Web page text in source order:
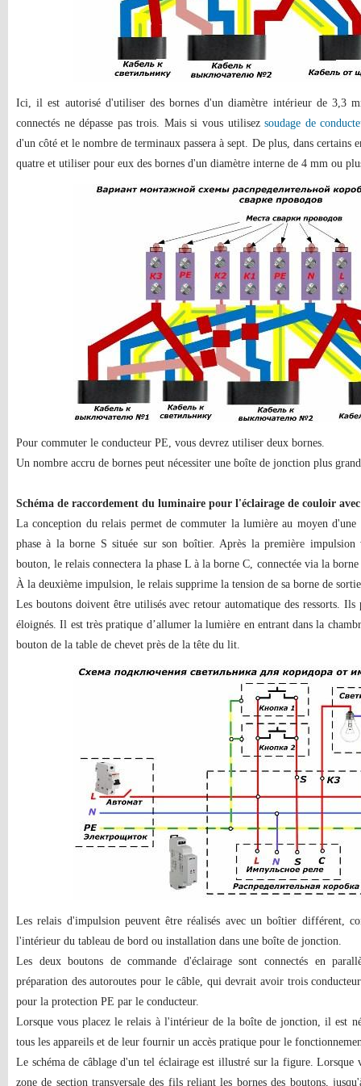
Ici, il est autorisé d'utiliser des bornes d'un diamètre intérieur de 3,3
connectés ne dépasse pas trois. Mais si vous utilisezsoudage de
d'un côté et le nombre de terminaux passera à sept. De plus, dans certains
quatre et utiliser pour eux des bornes d'un diamètre interne de 4 mm ou
Pour commuter le conducteur PE, vous devrez utiliser deux bornes.
Un nombre accru de bornes peut nécessiter une boîte de jonction plus
Schéma de raccordement du luminaire pour l'éclairage de couloir
La conception du relais permet de commuter la lumière au moyen
phase à la borne S située sur son boîtier. Après la première impulsion
bouton, le relais connectera la phase L à la borne C, connectée via la
À la deuxième impulsion, le relais supprime la tension de sa borne de
Les boutons doivent être utilisés avec retour automatique des ressorts. Ils
éloignés. Il est très pratique d’allumer la lumière en entrant dans la
bouton de la table de chevet près de la tête du lit.
Les relais d'impulsion peuvent être réalisés avec un boîtier différent,
l'intérieur du tableau de bord ou installation dans une boîte de jonction.
Les deux boutons de commande d'éclairage sont connectés en
préparation des autoroutes pour le câble, qui devrait avoir trois
pour la protection PE par le conducteur.
Lorsque vous placez le relais à l'intérieur de la boîte de jonction, il est
tous les appareils et de leur fournir un accès pratique pour le
Le schéma de câblage d'un tel éclairage est illustré sur la figure.
zone de section transversale des fils reliant les bornes des boutons,